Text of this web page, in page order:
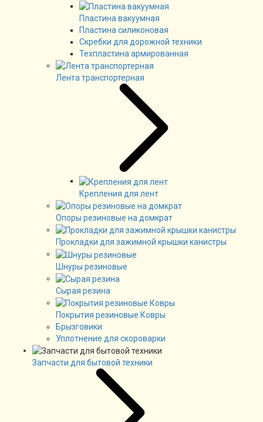
Пластина вакуумная
Пластина силиконовая
Скребки для дорожной техники
Техпластина армированная
Лента транспортерная
Крепления для лент
Опоры резиновые на домкрат
Прокладки для зажимной крышки канистры
Шнуры резиновые
Сырая резина
Покрытия резиновые Ковры
Брызговики
Уплотнение для скороварки
Запчасти для бытовой техники